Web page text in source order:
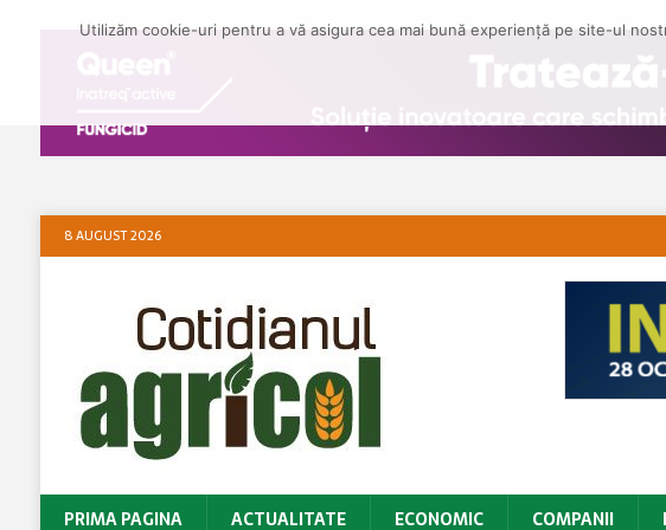
8 AUGUST 2026
PRIMA PAGINA ACTUALITATE ECONOMIC COMPANII
Utilizăm cookie-uri pentru a vă asigura cea mai bună experiență pe site-ul